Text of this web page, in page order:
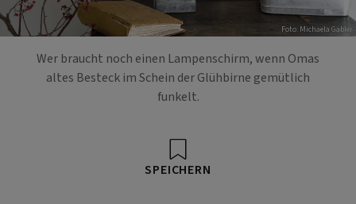
Foto: Michaela Gabler
Wer braucht noch einen Lampenschirm, wenn Omas
altes Besteck im Schein der Glühbirne gemütlich
funkelt.
SPEICHERN